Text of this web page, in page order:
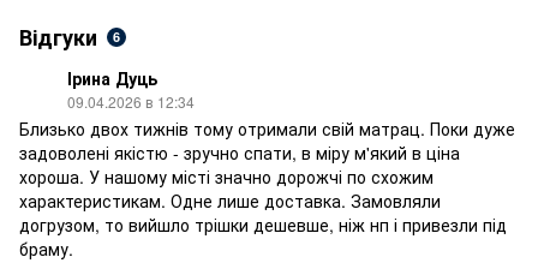
Відгуки 6
Ірина Дуць
09.04.2026 в 12:34
Близько двох тижнів тому отримали свій матрац. Поки дуже
задоволені якістю - зручно спати, в міру м'який в ціна
хороша. У нашому місті значно дорожчі по схожим
характеристикам. Одне лише доставка. Замовляли
догрузом, то вийшло трішки дешевше, ніж нп і привезли під
браму.